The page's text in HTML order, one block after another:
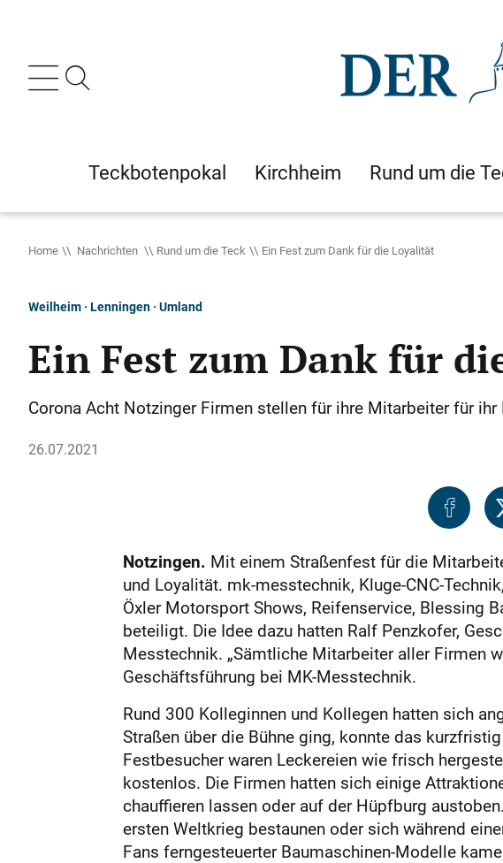
Teckbotenpokal Kirchheim Rund um die
Home Nachrichten Rund um die Teck Ein Fest zum Dank für die Loyalität
Weilheim · Lenningen · Umland
Ein Fest zum Dank für
Corona Acht Notzinger Firmen stellen für ihre Mitarbeiter für
26.07.2021
Notzingen. Mit einem Straßenfest für die
und Loyalität. mk-messtechnik, Kluge-CNC-
Öxler Motorsport Shows, Reifenservice, Blessing
beteiligt. Die Idee dazu hatten Ralf Penzkofer,
Messtechnik. „Sämtliche Mitarbeiter aller Firmen
Geschäftsführung bei MK-Messtechnik.
Rund 300 Kolleginnen und Kollegen hatten sich
Straßen über die Bühne ging, konnte das
Festbesucher waren Leckereien wie frisch
kostenlos. Die Firmen hatten sich einige
chauffieren lassen oder auf der Hüpfburg
ersten Weltkrieg bestaunen oder sich während
Fans ferngesteuerter Baumaschinen-Modelle